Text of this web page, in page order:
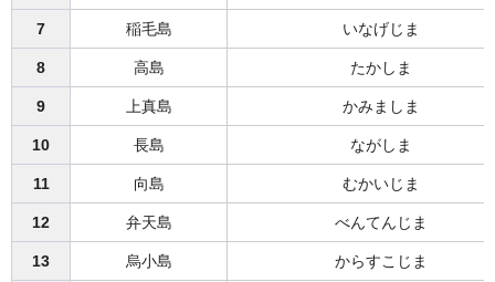
7 稲毛島 いなげじま
8 高島 たかしま
9 上真島 かみましま
10 長島 ながしま
11 向島 むかいじま
12 弁天島 べんてんじま
13 烏小島 からすこじま